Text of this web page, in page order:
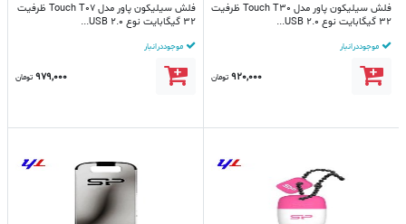
فلش سیلیکون پاور مدل Touch T30 ظرفیت
32 گیگابایت نوع USB 2.0...
موجود در انبار
920,000 تومان
فلش سیلیکون پاور مدل Touch T07 ظرفیت
32 گیگابایت نوع USB 2.0...
موجود در انبار
979,000 تومان